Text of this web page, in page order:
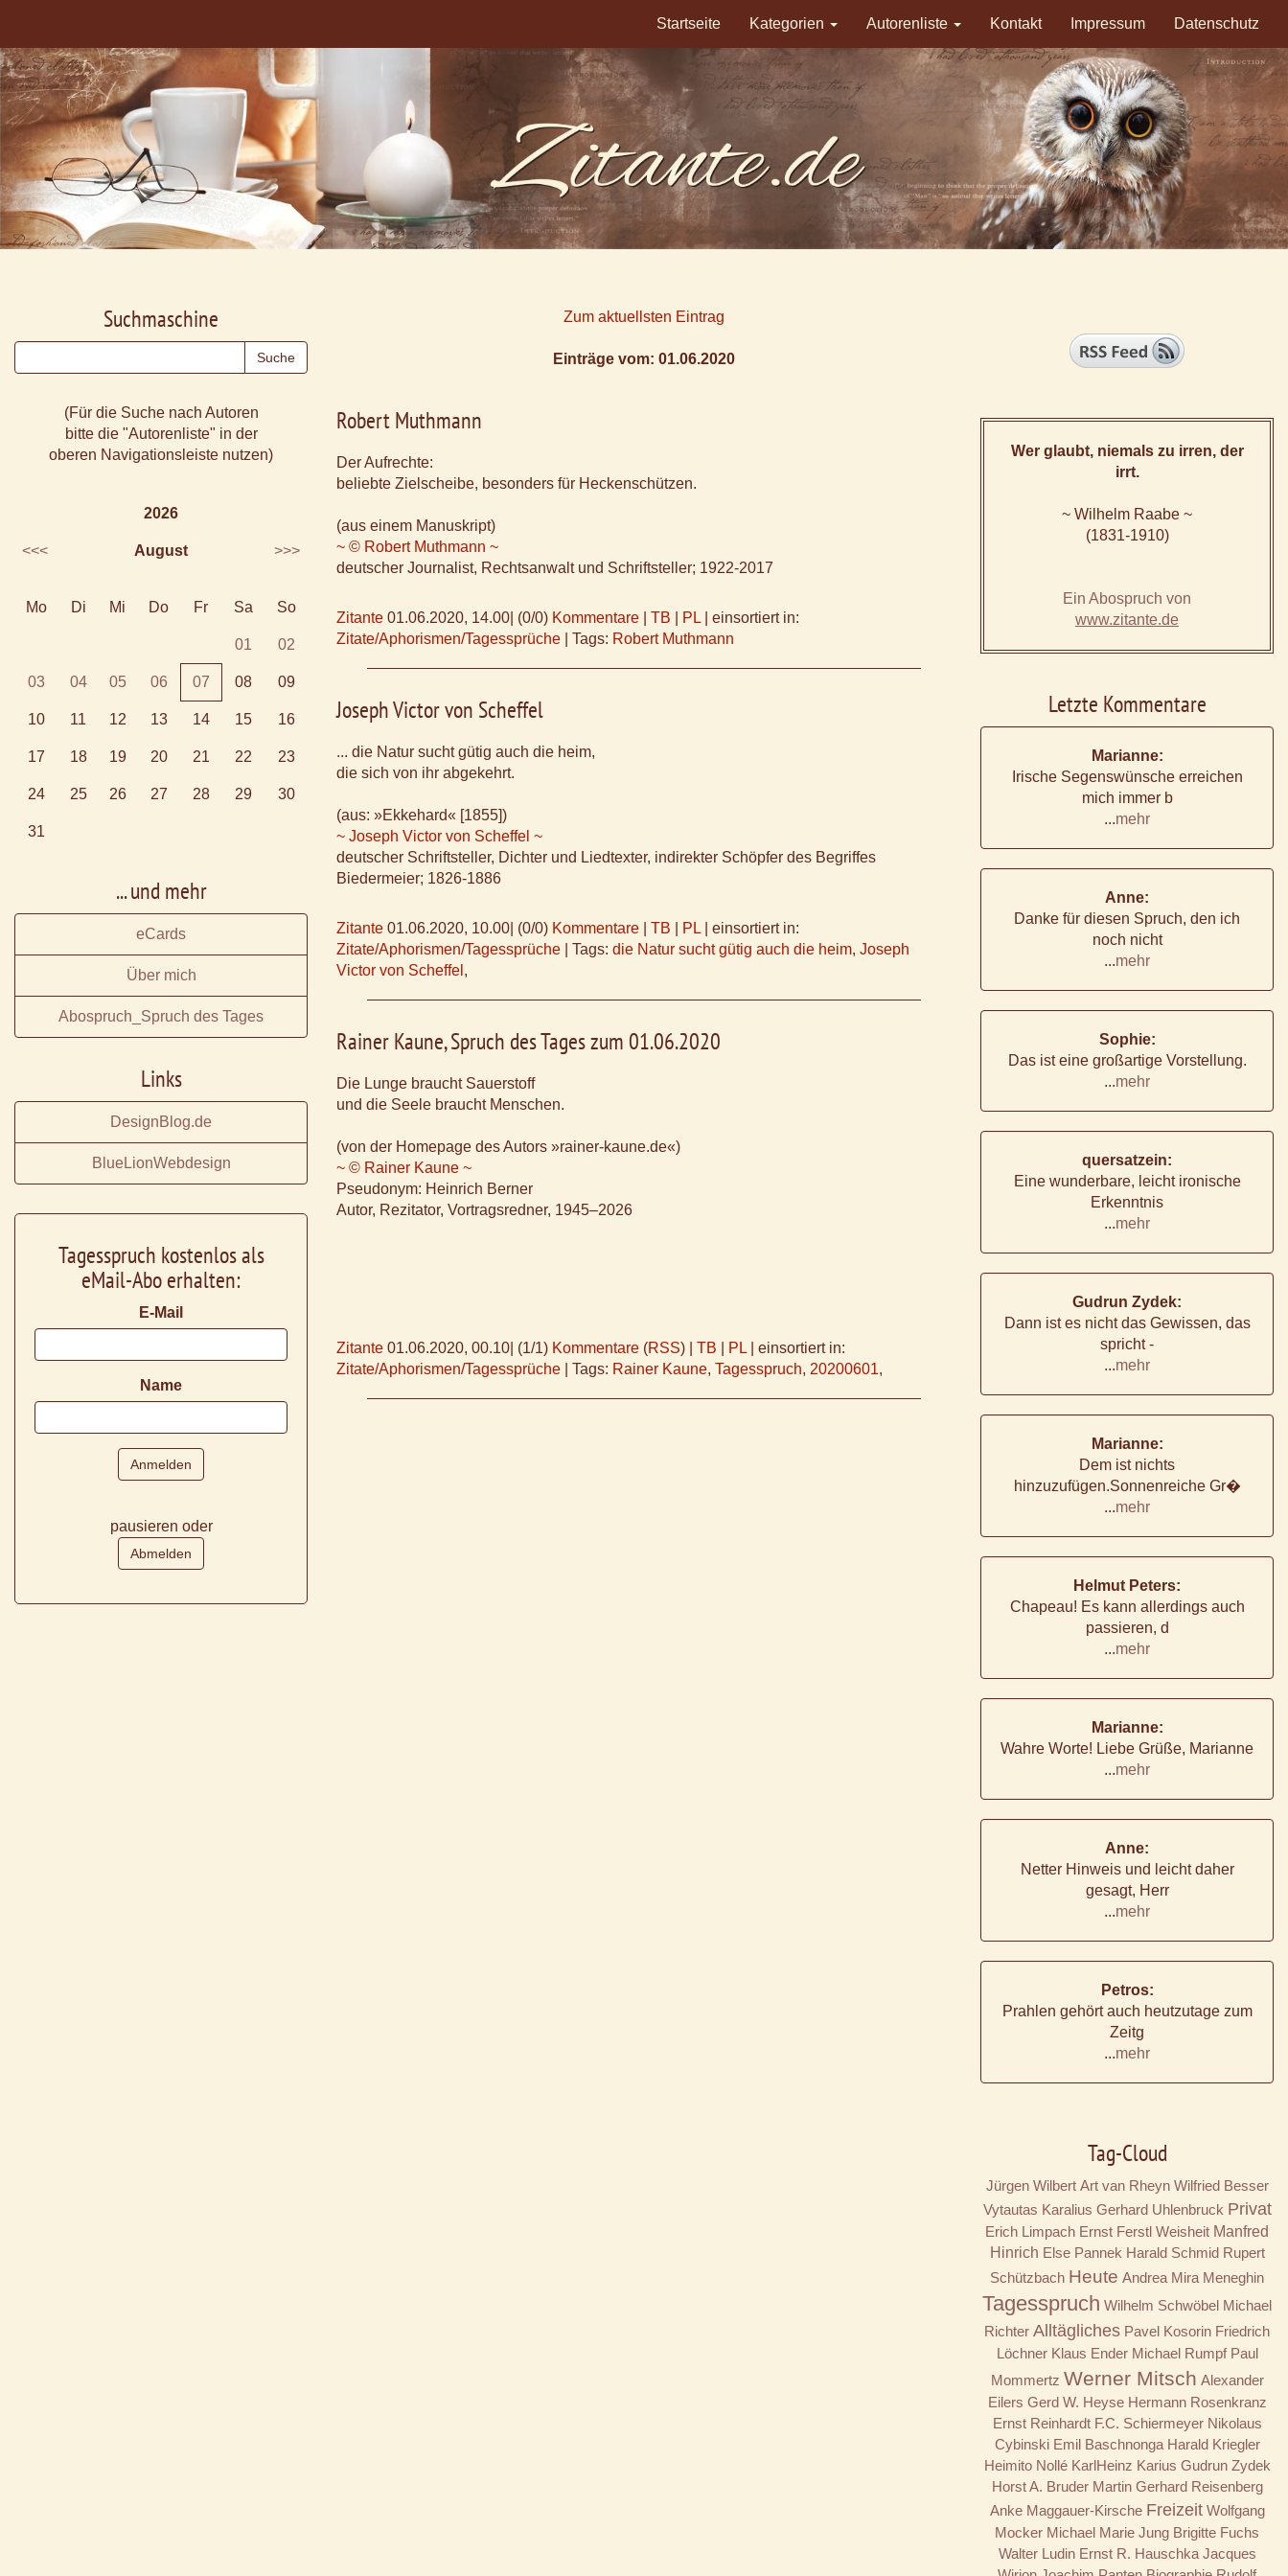
Startseite Kategorien Autorenliste Kontakt Impressum Datenschutz
Zum aktuellsten Eintrag
Einträge vom: 01.06.2020
Robert Muthmann
Der Aufrechte:
beliebte Zielscheibe, besonders für Heckenschützen.
(aus einem Manuskript)
~ © Robert Muthmann ~
deutscher Journalist, Rechtsanwalt und Schriftsteller; 1922-2017
Zitante 01.06.2020, 14.00 (0/0) Kommentare TB PL
einsortiert in:
Zitate/Aphorismen/Tagessprüche
Tags: Robert Muthmann
Joseph Victor von Scheffel
... die Natur sucht gütig auch die heim,
die sich von ihr abgekehrt.
(aus: »Ekkehard« [1855])
~ Joseph Victor von Scheffel ~
deutscher Schriftsteller, Dichter und Liedtexter, indirekter Schöpfer des Begriffes
Biedermeier; 1826-1886
Zitante 01.06.2020, 10.00 (0/0) Kommentare TB PL
einsortiert in:
Zitate/Aphorismen/Tagessprüche
Tags: die Natur sucht gütig auch die heim, Joseph
Victor von Scheffel ,
Rainer Kaune, Spruch des Tages zum 01.06.2020
Die Lunge braucht Sauerstoff
und die Seele braucht Menschen.
(von der Homepage des Autors »rainer-kaune.de«)
~ © Rainer Kaune ~
Pseudonym: Heinrich Berner
Autor, Rezitator, Vortragsredner, 1945–2026
Zitante 01.06.2020, 00.10 (1/1) Kommentare (RSS) | TB PL
einsortiert in:
Zitate/Aphorismen/Tagessprüche
Tags: Rainer Kaune, Tagesspruch, 20200601,
Suchmaschine
(Für die Suche nach Autoren
bitte die "Autorenliste" in der
oberen Navigationsleiste nutzen)
2026
<<< August >>>
Mo Di Mi Do Fr Sa So
01 02
03 04 05 06 07 08 09
10 11 12 13 14 15 16
17 18 19 20 21 22 23
24 25 26 27 28 29 30
31
... und mehr
eCards
Über mich
Abospruch_Spruch des Tages
Links
DesignBlog.de
BlueLionWebdesign
Tagesspruch kostenlos als
eMail-Abo erhalten:
E-Mail
Name
pausieren oder
Wer glaubt, niemals zu irren, der
irrt.
~ Wilhelm Raabe ~
(1831-1910)
Ein Abospruch von
www.zitante.de
Letzte Kommentare
Marianne:
Irische Segenswünsche erreichen
mich immer b
...mehr
Anne:
Danke für diesen Spruch, den ich
noch nicht
...mehr
Sophie:
Das ist eine großartige Vorstellung.
...mehr
quersatzein:
Eine wunderbare, leicht ironische
Erkenntnis
...mehr
Gudrun Zydek:
Dann ist es nicht das Gewissen, das
spricht -
...mehr
Marianne:
Dem ist nichts
hinzuzufügen.Sonnenreiche Gr�
...mehr
Helmut Peters:
Chapeau! Es kann allerdings auch
passieren, d
...mehr
Marianne:
Wahre Worte! Liebe Grüße, Marianne
...mehr
Anne:
Netter Hinweis und leicht daher
gesagt, Herr
...mehr
Petros:
Prahlen gehört auch heutzutage zum
Zeitg
...mehr
Tag-Cloud
Jürgen Wilbert Art van Rheyn Wilfried Besser
Vytautas Karalius Gerhard Uhlenbruck Privat
Erich Limpach Ernst Ferstl Weisheit Manfred
Hinrich Else Pannek Harald Schmid Rupert
Schützbach Heute Andrea Mira Meneghin
Tagesspruch Wilhelm Schwöbel Michael
Richter Alltägliches Pavel Kosorin Friedrich
Löchner Klaus Ender Michael Rumpf Paul
Mommertz Werner Mitsch Alexander
Eilers Gerd W. Heyse Hermann Rosenkranz
Ernst Reinhardt F.C. Schiermeyer Nikolaus
Cybinski Emil Baschnonga Harald Kriegler
Heimito Nollé KarlHeinz Karius Gudrun Zydek
Horst A. Bruder Martin Gerhard Reisenberg
Anke Maggauer-Kirsche Freizeit Wolfgang
Mocker Michael Marie Jung Brigitte Fuchs
Walter Ludin Ernst R. Hauschka Jacques